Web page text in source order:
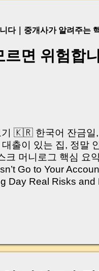
다｜중개사가 알려주는
르면 위험합
기 🇰🇷 한국어 잔금일
출이 있는 집, 정말
크 머니로그 핵심
Go to Your
Day Real Risks
가장 긴장되는 순
분은 이렇게 말씀하
망가면 어떡하죠?”